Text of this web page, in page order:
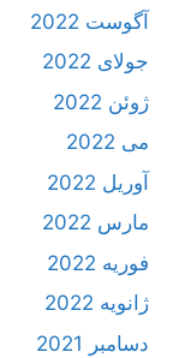
آگوست 2022
جولای 2022
ژوئن 2022
می 2022
آوریل 2022
مارس 2022
فوریه 2022
ژانویه 2022
دسامبر 2021